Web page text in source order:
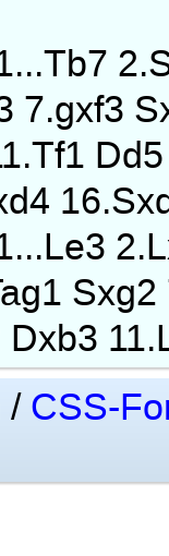
7.gxf3
/ CSS-